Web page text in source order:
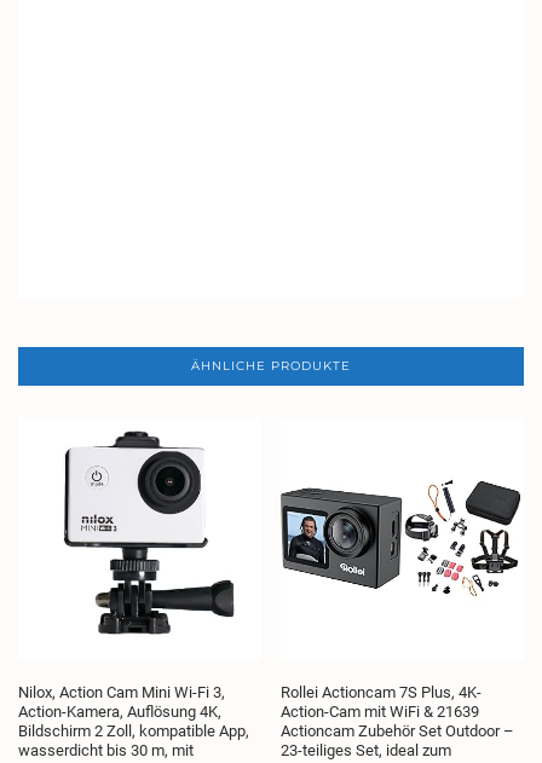
ÄHNLICHE PRODUKTE
Nilox, Action Cam Mini Wi-Fi 3,
Action-Kamera, Auflösung 4K,
Bildschirm 2 Zoll, kompatible App,
wasserdicht bis 30 m, mit
Rollei Actioncam 7S Plus, 4K-
Action-Cam mit WiFi & 21639
Actioncam Zubehör Set Outdoor –
23-teiliges Set, ideal zum